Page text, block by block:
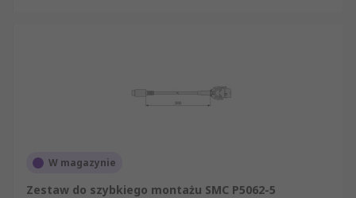
W magazynie
Zestaw do szybkiego montażu SMC P5062-5